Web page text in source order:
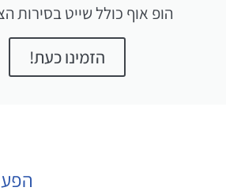
הופ אוף כולל שייט בסירות
הזמינו כעת!